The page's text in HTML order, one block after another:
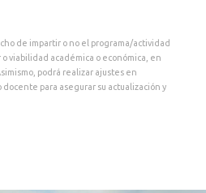
de impartir o no el programa/actividad
viabilidad académica o económica, en
podrá realizar ajustes en
para asegurar su actualización y